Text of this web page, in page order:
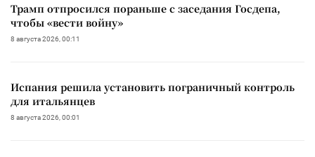
Трамп отпросился пораньше с заседания Госдепа,
чтобы «вести войну»
8 августа 2026, 00:11
Испания решила установить пограничный контроль
для итальянцев
8 августа 2026, 00:01